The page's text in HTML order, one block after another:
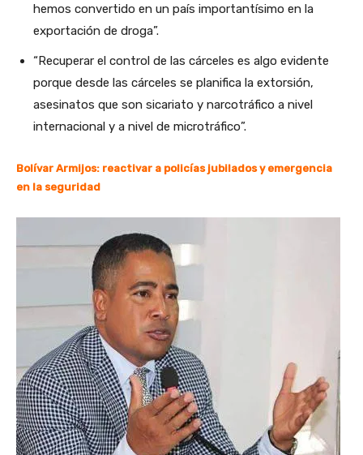
hemos convertido en un país importantísimo en la
exportación de droga”.
“Recuperar el control de las cárceles es algo evidente
porque desde las cárceles se planifica la extorsión,
asesinatos que son sicariato y narcotráfico a nivel
internacional y a nivel de microtráfico”.
Bolívar Armijos: reactivar a policías jubilados y emergencia
en la seguridad